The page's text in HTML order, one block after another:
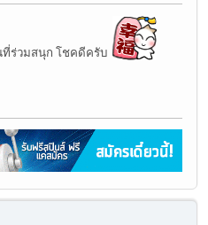
ที่ร่วมสนุก โชคดีครับ